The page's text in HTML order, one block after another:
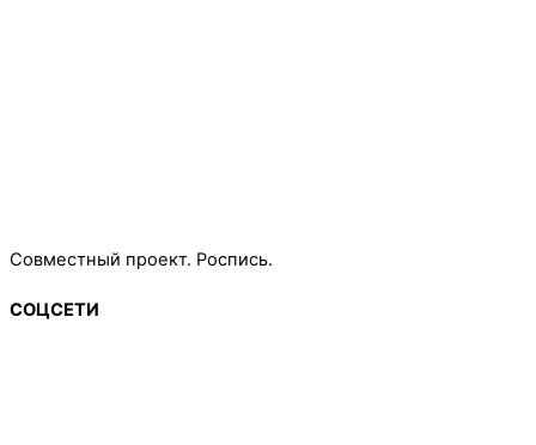
Совместный проект. Роспись.
СОЦСЕТИ